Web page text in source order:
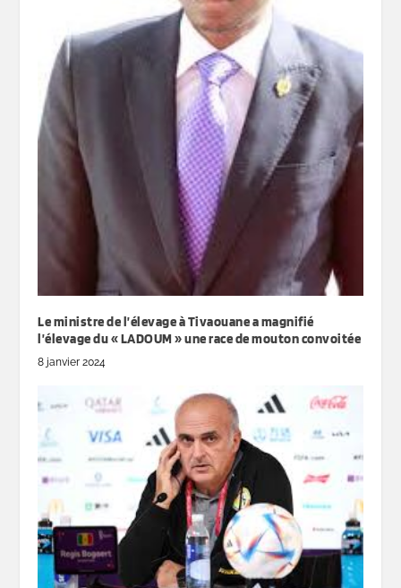
Le ministre de l’élevage à Tivaouane a magnifié
l’élevage du « LADOUM » une race de mouton convoitée
8 janvier 2024